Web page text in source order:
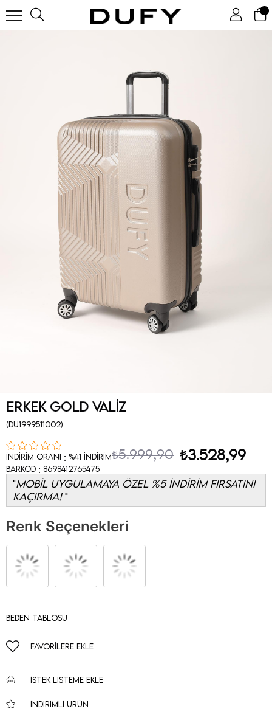
Erkek Gold Valiz
(DU1999511002)
İndirim Oranı : %41 İndirim₺5.999,90 ₺3.528,99
Barkod : 8698412765475
MOBİL UYGULAMAYA ÖZEL %5 İNDİRİM FIRSATINI
KAÇIRMA!
Renk Seçenekleri
Beden Tablosu
FAVORILERE EKLE
İSTEK LISTEME EKLE
İNDIRIMLI ÜRÜN